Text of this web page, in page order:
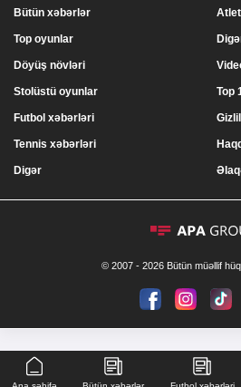
Bütün xəbərlər
Top oyunlar
Döyüş növləri
Stolüstü oyunlar Top
Futbol xəbərləri
Tennis xəbərləri
Digər
© 2007 - 2026 Bütün müəllif